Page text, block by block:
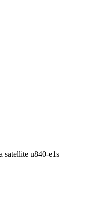
satellite u840-e1s